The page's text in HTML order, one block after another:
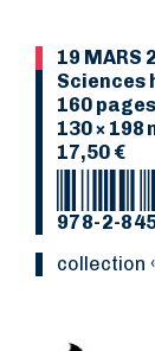
19 MARS
Sciences
160 pages
130 × 198
17,50 €
978-2-